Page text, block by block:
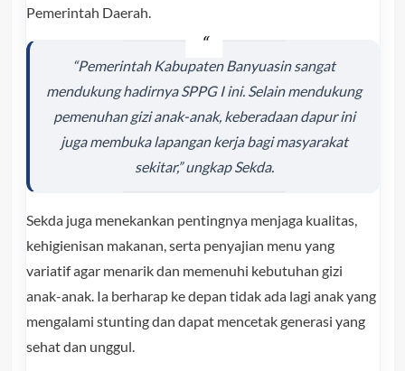
Pemerintah Daerah.
“Pemerintah Kabupaten Banyuasin sangat
mendukung hadirnya SPPG I ini. Selain mendukung
pemenuhan gizi anak-anak, keberadaan dapur ini
juga membuka lapangan kerja bagi masyarakat
sekitar,” ungkap Sekda.
Sekda juga menekankan pentingnya menjaga kualitas,
kehigienisan makanan, serta penyajian menu yang
variatif agar menarik dan memenuhi kebutuhan gizi
anak-anak. Ia berharap ke depan tidak ada lagi anak yang
mengalami stunting dan dapat mencetak generasi yang
sehat dan unggul.